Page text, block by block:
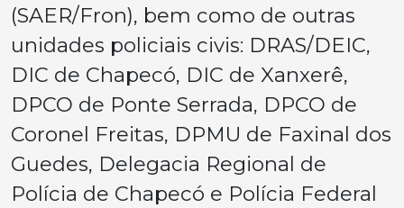
(SAER/Fron), bem como de outras
unidades policiais civis: DRAS/DEIC,
DIC de Chapecó, DIC de Xanxerê,
DPCO de Ponte Serrada, DPCO de
Coronel Freitas, DPMU de Faxinal dos
Guedes, Delegacia Regional de
Polícia de Chapecó e Polícia Federal